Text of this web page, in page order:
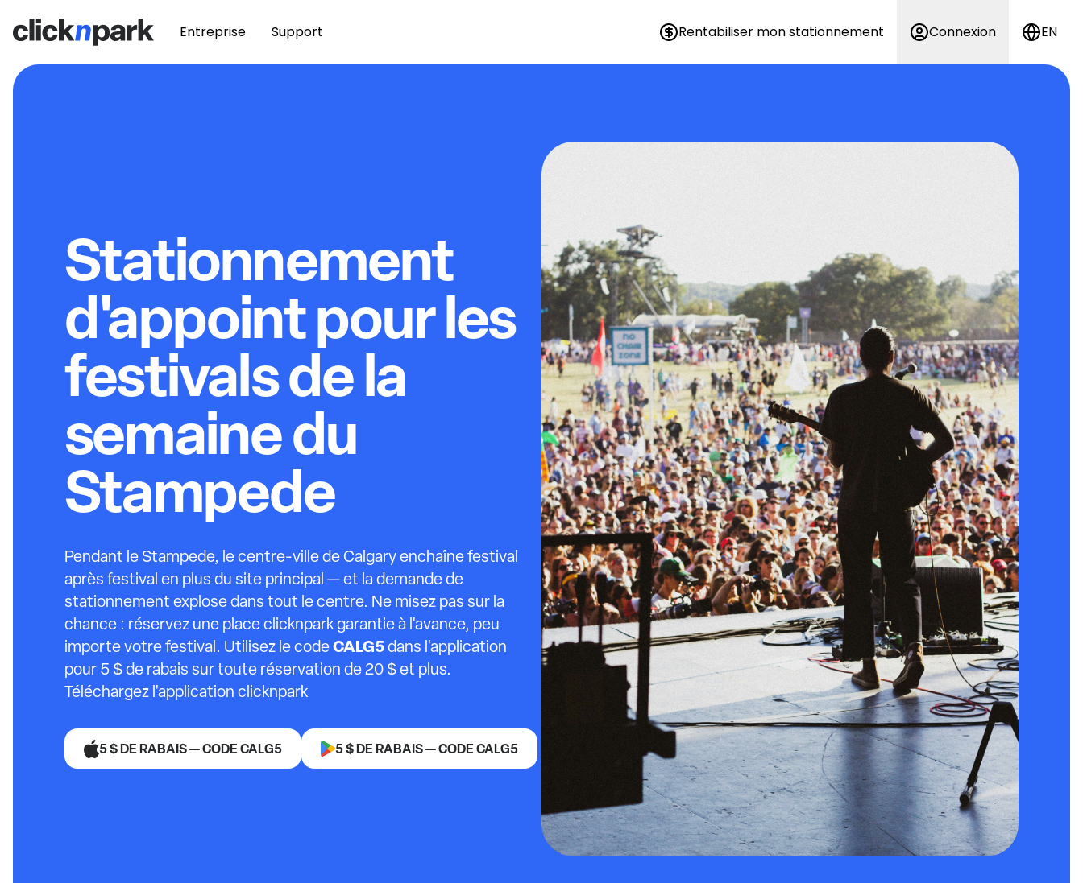
Entreprise Support Rentabiliser mon stationnement Connexion EN
Stationnement
d'appoint pour les
festivals de la
semaine du
Stampede
Pendant le Stampede, le centre-ville de Calgary enchaîne festival
après festival en plus du site principal — et la demande de
stationnement explose dans tout le centre. Ne misez pas sur la
chance : réservez une place clicknpark garantie à l'avance, peu
importe votre festival. Utilisez le codeCALG5dans l'application
pour 5 $ de rabais sur toute réservation de 20 $ et plus.
Téléchargez l'application clicknpark
5 $ DE RABAIS — CODE CALG5 5 $ DE RABAIS — CODE CALG5